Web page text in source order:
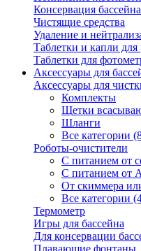
Консервация бассейна
Чистящие средства
Удаление и
Таблетки и капли для
Таблетки для
Аксессуары для
Аксессуары для
Комплекты
Щетки
Шланги
Все категории
Роботы-очистители
С питанием от
С питанием от
От скиммера
Все категории
Термометр
Игры для бассейна
Для консервации
Плавающие фонтаны